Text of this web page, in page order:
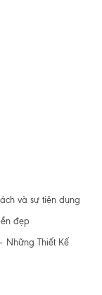
và sự tiện dụng
đẹp
Những Thiết Kế